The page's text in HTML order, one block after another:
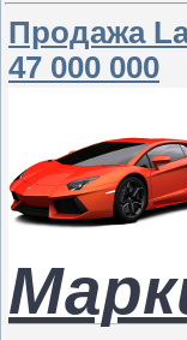
Продажа
47 000 000